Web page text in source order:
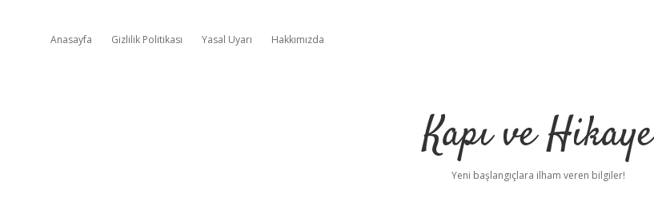
Anasayfa Gizlilik Politikası Yasal Uyarı Hakkımızda
Kapı ve Hikaye
Yeni başlangıçlara ilham veren bilgiler!